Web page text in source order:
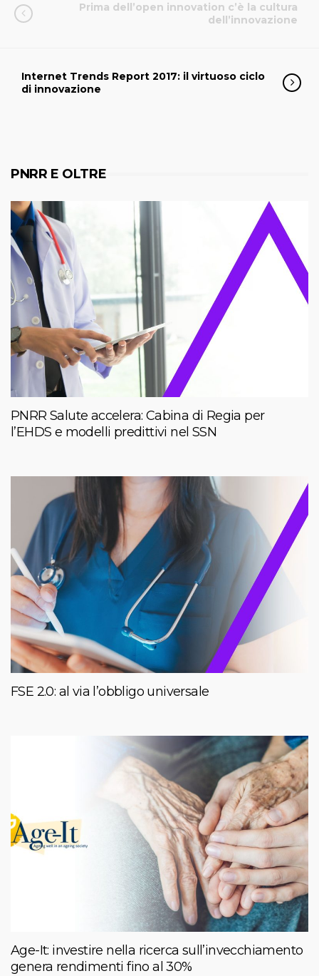
Prima dell’open innovation c’è la cultura
dell’innovazione
Internet Trends Report 2017: il virtuoso ciclo
di innovazione
PNRR E OLTRE
PNRR Salute accelera: Cabina di Regia per
l’EHDS e modelli predittivi nel SSN
FSE 2.0: al via l’obbligo universale
Age-It: investire nella ricerca sull’invecchiamento
genera rendimenti fino al 30%